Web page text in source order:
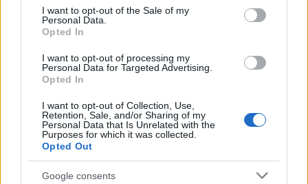
consent section.
I want to opt-out of the Sale of my
Personal Data.
Opted In
I want to opt-out of processing my
Personal Data for Targeted Advertising.
Opted In
I want to opt-out of Collection, Use,
Retention, Sale, and/or Sharing of my
Personal Data that Is Unrelated with the
Purposes for which it was collected.
Opted Out
Google consents
Continua a leggere
MONEY NEWS